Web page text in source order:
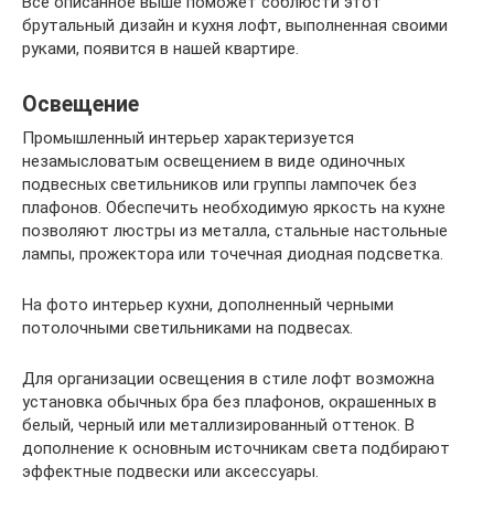
брутальный дизайн и кухня лофт, выполненная своими
руками, появится в нашей квартире.
Освещение
Промышленный интерьер характеризуется
незамысловатым освещением в виде одиночных
подвесных светильников или группы лампочек без
плафонов. Обеспечить необходимую яркость на кухне
позволяют люстры из металла, стальные настольные
лампы, прожектора или точечная диодная подсветка.
На фото интерьер кухни, дополненный черными
потолочными светильниками на подвесах.
Для организации освещения в стиле лофт возможна
установка обычных бра без плафонов, окрашенных в
белый, черный или металлизированный оттенок. В
дополнение к основным источникам света подбирают
эффектные подвески или аксессуары.